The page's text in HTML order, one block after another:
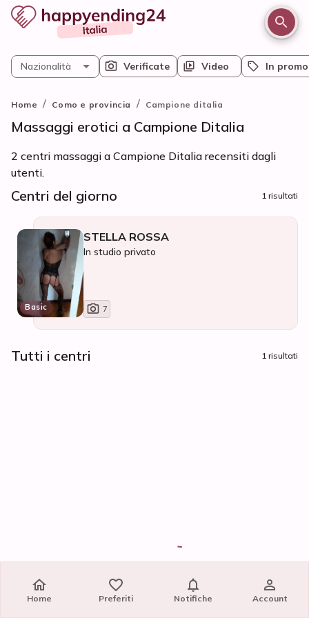
Verificate Video In promo
Nazionalità
Home / Como e provincia / Campione ditalia
Massaggi erotici a Campione Ditalia
2 centri massaggi a Campione Ditalia recensiti dagli
utenti.
Centri del giorno 1 risultati
Basic
STELLA ROSSA
In studio privato
7
Tutti i centri 1 risultati
Home Preferiti Notifiche Account